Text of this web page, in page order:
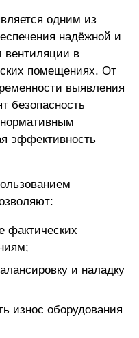
одним из
надёжной и
вентиляции в
помещениях. От
выявления
безопасность
нормативным
эффективность
фактических
и наладку
износ оборудования